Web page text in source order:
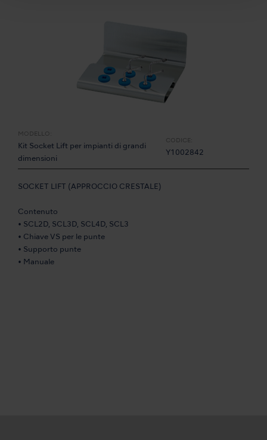
MODELLO:
Kit Socket Lift per impianti di grandi
dimensioni
CODICE:
Y1002842
SOCKET LIFT (APPROCCIO CRESTALE)
Contenuto
• SCL2D, SCL3D, SCL4D, SCL3
• Chiave VS per le punte
• Supporto punte
• Manuale